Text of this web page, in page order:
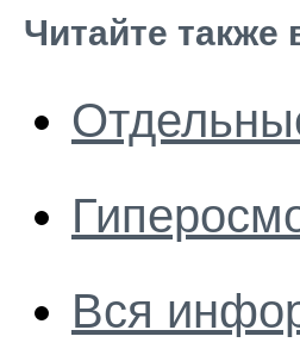
Читайте также
Вся